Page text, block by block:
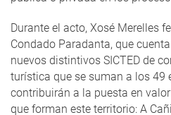
Durante el acto, Xosé Merelles
Condado Paradanta, que
nuevos distintivos SICTED de
turística que se suman a los 49
contribuirán a la puesta en
que forman este territorio: A